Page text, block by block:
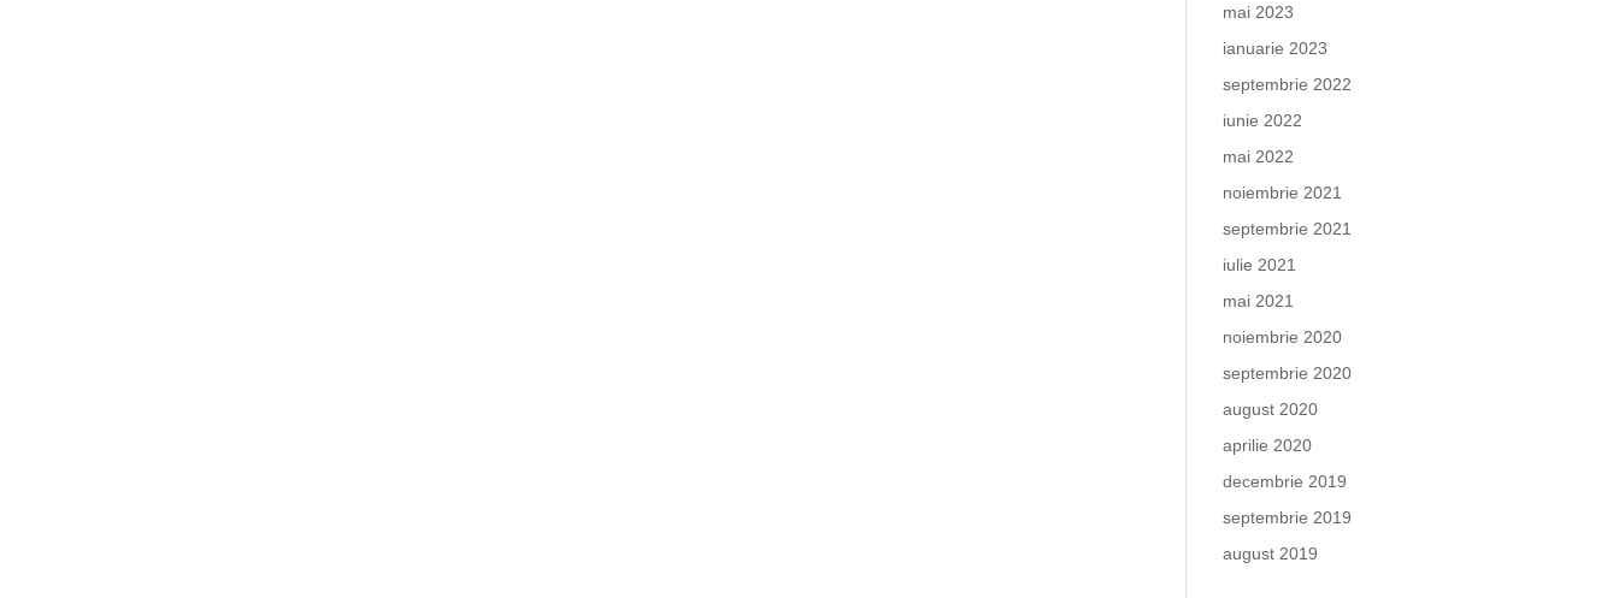
mai 2023
ianuarie 2023
septembrie 2022
iunie 2022
mai 2022
noiembrie 2021
septembrie 2021
iulie 2021
mai 2021
noiembrie 2020
septembrie 2020
august 2020
aprilie 2020
decembrie 2019
septembrie 2019
august 2019